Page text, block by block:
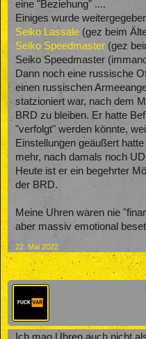
eine "Beziehung" ....
Einiges wurde
Seiko Lassale (gez beim
Seiko Speedmaster (gez
Seiko Speedmaster
Dann noch eine russische
einen russischen
statzioniert war, nach dem
BRD zu bleiben. Er hatte
"verfolgt" werden könnte,
Einstellungen geäußert
mehr, nach damals noch
Heute ist er ein begehrter
der BRD.
Meine Uhren waren nie
aber massiv emotional
22. Mai 2022